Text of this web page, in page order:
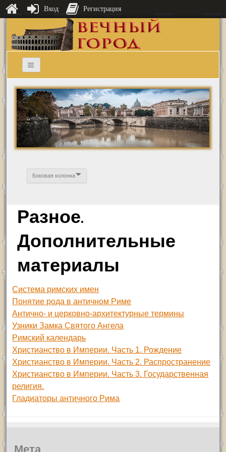
Боковая колонка
Разное.
Дополнительные
материалы
Система римских имен
Понятие рода в античном Риме
Антично- и церковно-архитектурные термины
Узники Замка Святого Ангела
Римский календарь
Христианство в Империи. Часть 1. Рождение
Христианство в Империи. Часть 2. Распространение
Христианство в Империи. Часть 3. Государственная
религия.
Гладиаторы античного Рима
Вход Регистрация